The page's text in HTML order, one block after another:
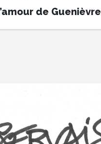
de Guenièvre